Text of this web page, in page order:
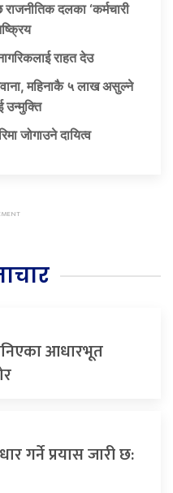
दलका ‘कर्मचारी
राहत देउ
महिनाकै ५ लाख असुल्ने
जोगाउने दायित्व
आधारभूत
गर्ने प्रयास जारी छ: